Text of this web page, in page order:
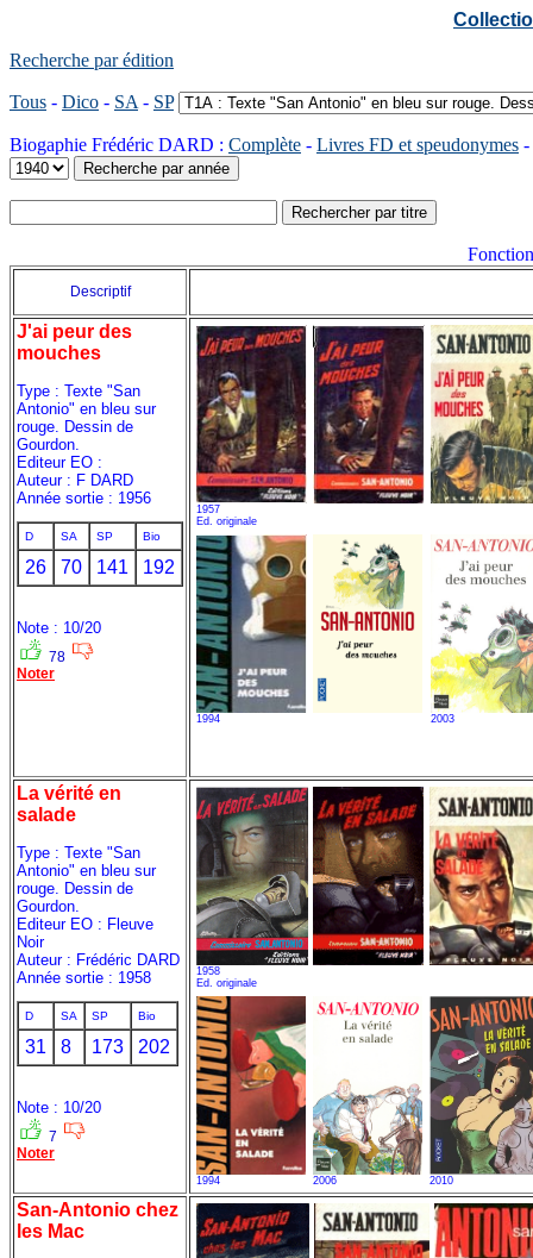
Recherche par édition
Tous - Dico - SA - SP
Biogaphie Frédéric DARD : Complète - Livres FD et speudonymes -
Descriptif
J'ai peur des
mouches
Type : Texte "San
Antonio" en bleu sur
rouge. Dessin de
Gourdon.
Editeur EO :
Auteur : F DARD
Année sortie : 1956
D SA SP Bio
26 70 141 192
Note : 10/20
78
Noter
1957
Ed. originale
1994 2003
La vérité en
salade
Type : Texte "San
Antonio" en bleu sur
rouge. Dessin de
Gourdon.
Editeur EO : Fleuve
Noir
Auteur : Frédéric DARD
Année sortie : 1958
D SA SP Bio
31 8 173 202
Note : 10/20
7
Noter
1958
Ed. originale
1994 2006 2010
San-Antonio chez
les Mac